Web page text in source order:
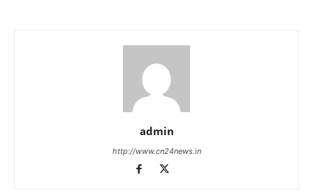
admin
http://www.cn24news.in